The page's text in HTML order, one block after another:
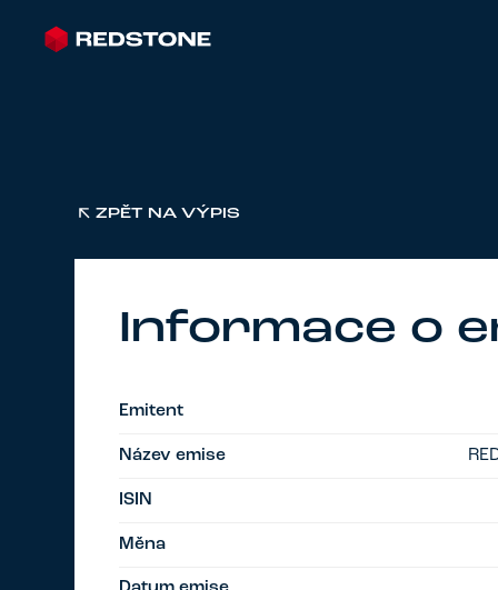
ZPĚT NA VÝPIS
Informace o
Emitent
Název emise
ISIN
Měna